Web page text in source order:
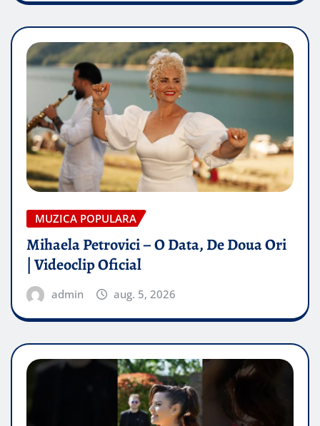
MUZICA POPULARA
Mihaela Petrovici – O Data, De Doua Ori
| Videoclip Oficial
admin aug. 5, 2026